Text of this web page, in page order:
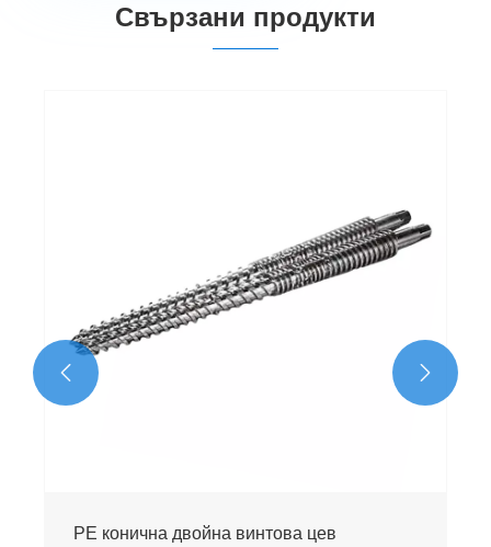
Свързани продукти
PE конична двойна винтова цев
 